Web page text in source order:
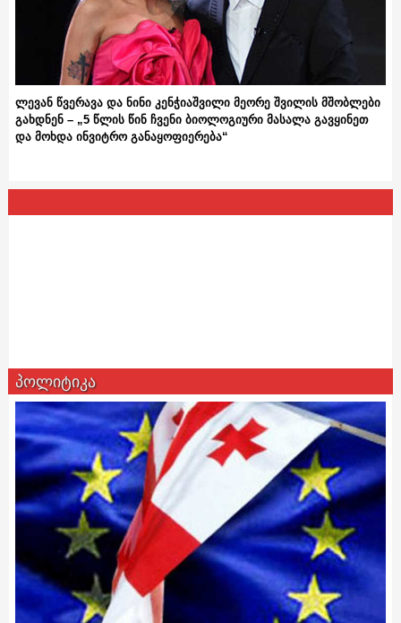
ლევან წვერავა და ნინი კენჭიაშვილი მეორე შვილის მშობლები
გახდნენ – „5 წლის წინ ჩვენი ბიოლოგიური მასალა გავყინეთ
და მოხდა ინვიტრო განაყოფიერება“
პოლიტიკა